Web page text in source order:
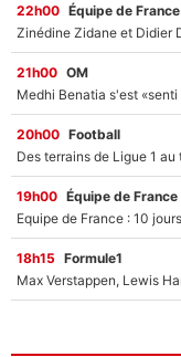
22h00 Équipe de France
21h00 OM
20h00 Football
19h00 Équipe de France
18h15 Formule1